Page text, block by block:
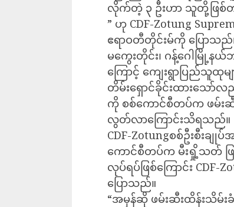
လိုက်တဲ့ ၃ ဦးဟာ သူတို့ဖြ
” ဟု CDF-Zotung
ဧရာဝတီတိုင်းမ်ကို ပြောသည်
မကွေးတိုင်း၊ ဂန့်ဂေါမြို့န
ကြောင့် ကျေးရွာပြည်သူထု
တိမ်းရှောင်ခိုင်းထားသော်လ
ကို စစ်ကောင်စီတပ်က ဖမ်းဆီ
လွတ်လာကြောင်းသိရသည်။
CDF-Zotungစစ်ဦးစီးချု
ကောင်စီတပ်က မီးရှို့သတ် ဖ
လုပ်ရပ်ဖြစ်ကြောင်း CDF-
ပြောသည်။
“အမှန်ဆို ဖမ်းဆီးထိန်းသိမ်း